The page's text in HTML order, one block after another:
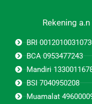
Rekening
BRI
BCA 0953477243
Mandiri
BSI 7040950208
Muamalat